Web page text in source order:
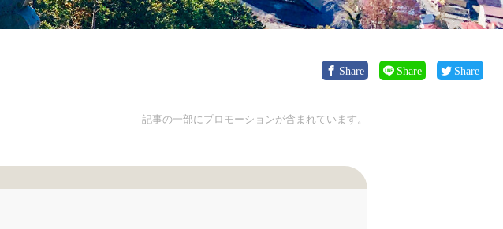
Share Share Share
記事の一部にプロモーションが含まれています。